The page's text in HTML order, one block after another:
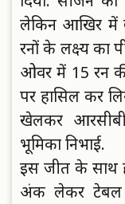
लेकिन आखिर में
रनाें के लक्ष्य का
ओवर में 15 रन
पर हासिल कर
खेलकर
भूमिका निभाई.
इस जीत के साथ
अंक लेकर टेबल